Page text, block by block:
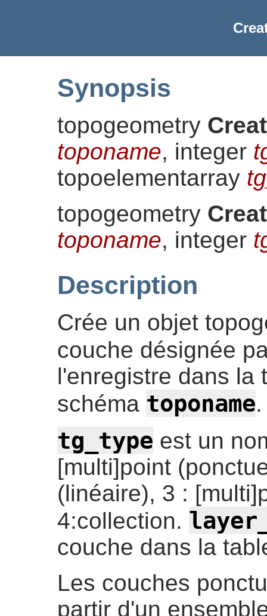
Synopsis
topogeometry
toponame, integer
topoelementarray
topogeometry
toponame, integer
Description
Crée un objet
couche désignée
l'enregistre dans la
schéma toponame.
tg_type est un
[multi]point
(linéaire), 3 :
4:collection.
couche dans la
Les couches
partir d'un